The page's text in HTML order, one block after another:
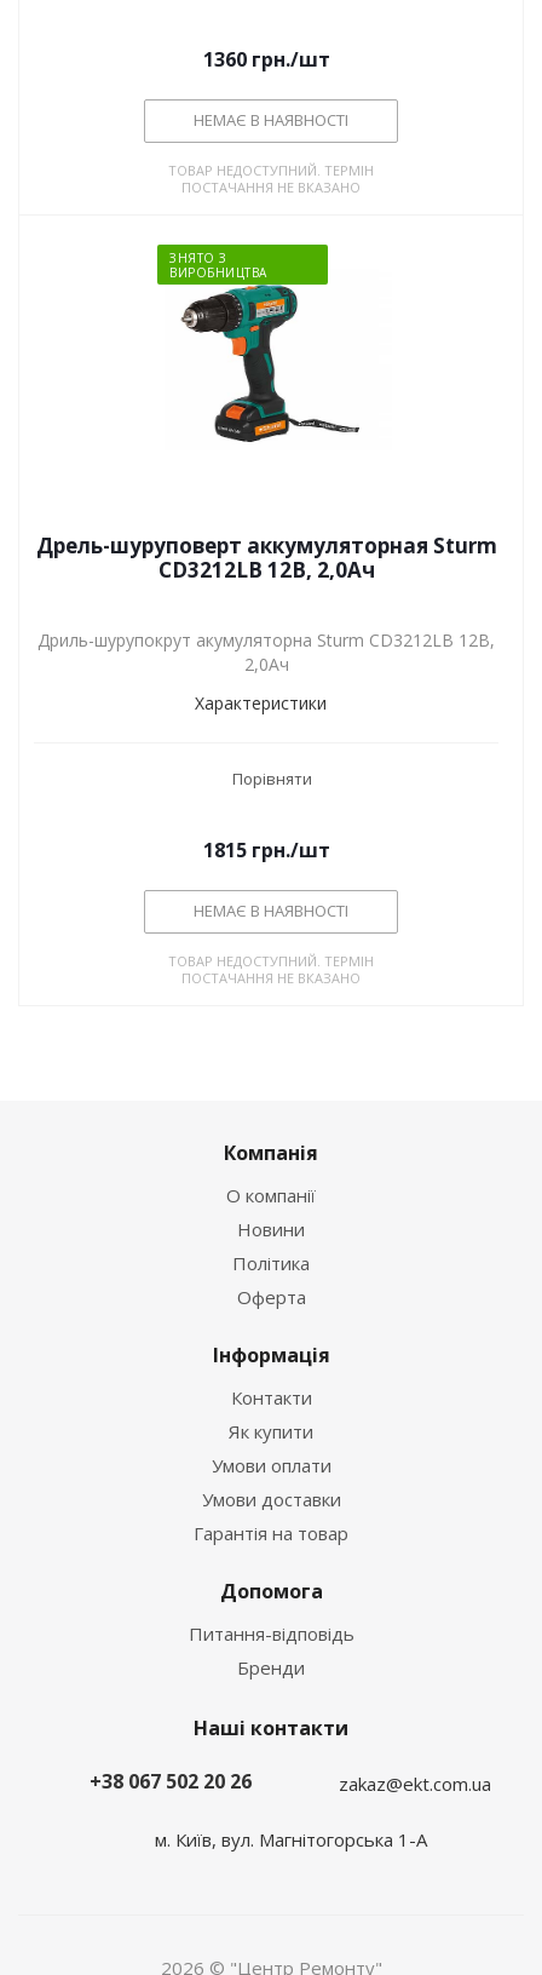
1360 грн./шт
НЕМАЄ В НАЯВНОСТІ
ТОВАР НЕДОСТУПНИЙ. ТЕРМІН
ПОСТАЧАННЯ НЕ ВКАЗАНО
ЗНЯТО З
ВИРОБНИЦТВА
Дрель-шуруповерт аккумуляторная Sturm
CD3212LB 12B, 2,0Aч
Дриль-шурупокрут акумуляторна Sturm CD3212LB 12B,
2,0Aч
Характеристики
Порівняти
1815 грн./шт
НЕМАЄ В НАЯВНОСТІ
ТОВАР НЕДОСТУПНИЙ. ТЕРМІН
ПОСТАЧАННЯ НЕ ВКАЗАНО
Компанія
О компанії
Новини
Політика
Оферта
Інформація
Контакти
Як купити
Умови оплати
Умови доставки
Гарантія на товар
Допомога
Питання-відповідь
Бренди
Наші контакти
+38 067 502 20 26
zakaz@ekt.com.ua
м. Київ, вул. Магнітогорська 1-А
2026 © "Центр Ремонту"